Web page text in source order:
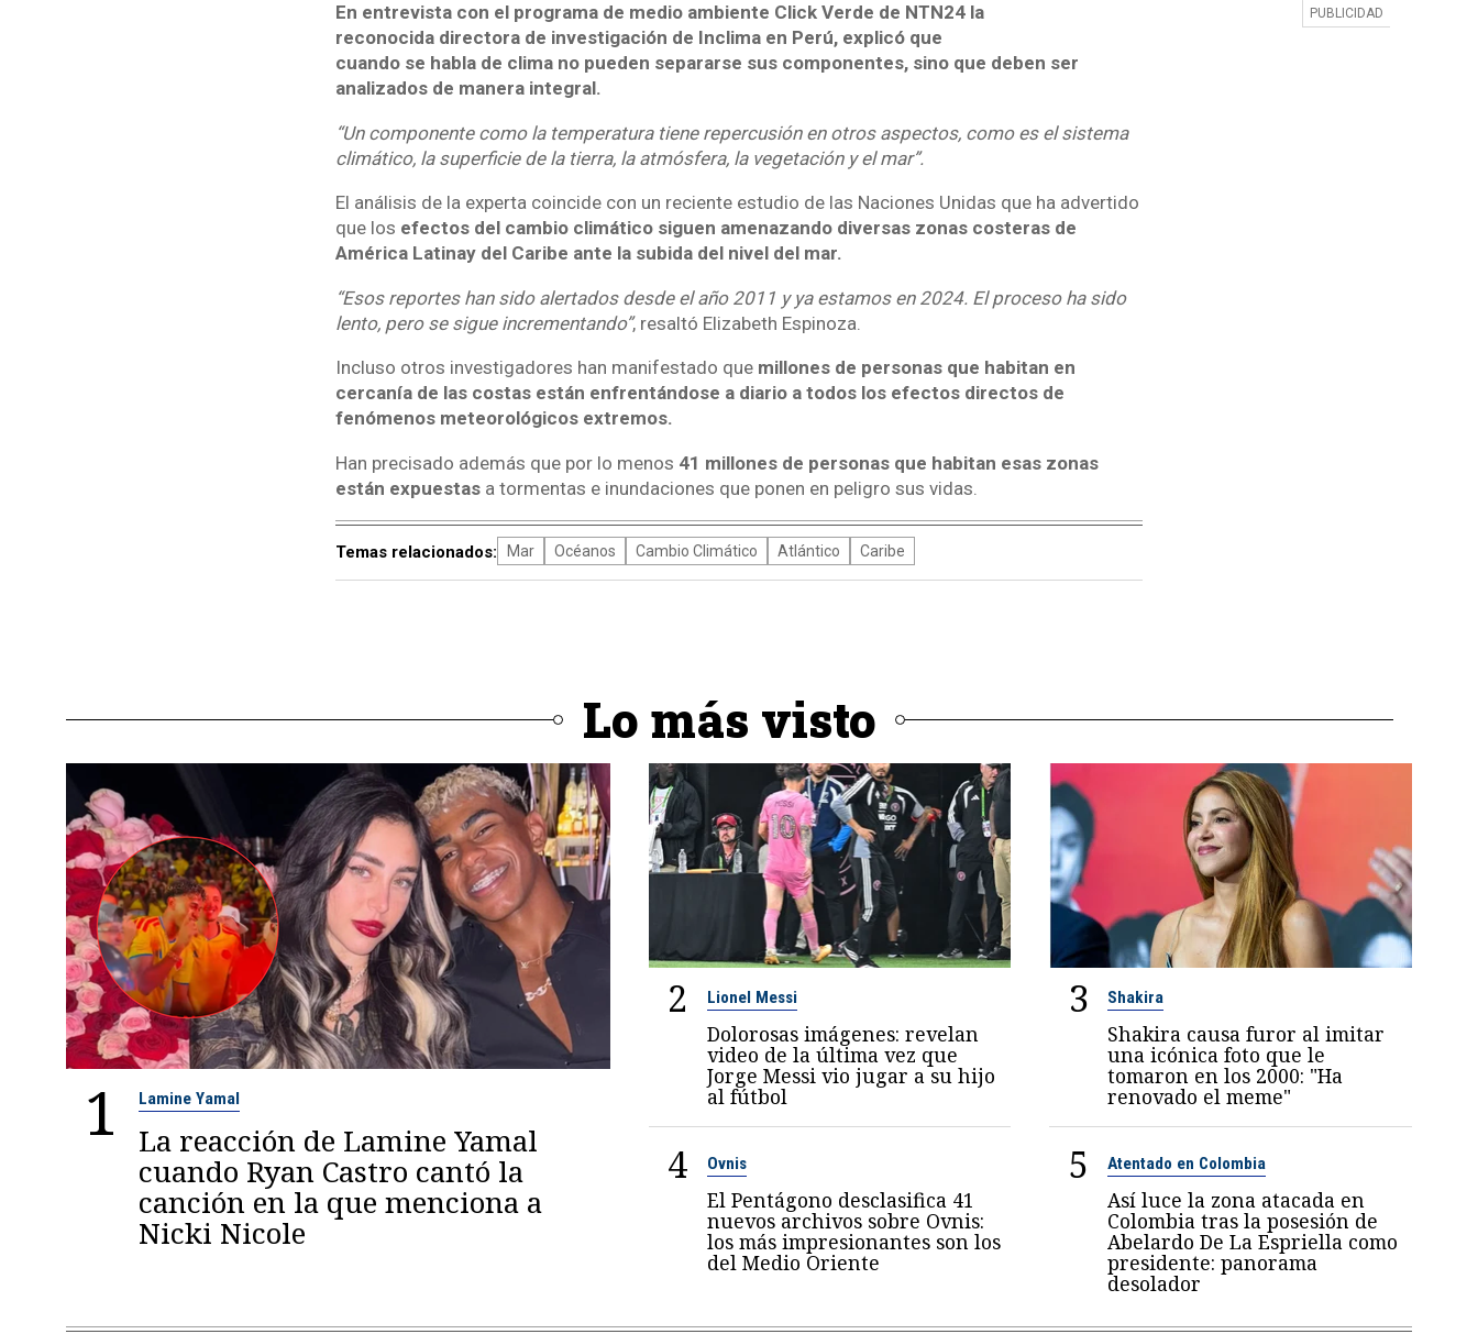
En entrevista con el programa de medio ambiente Click Verde de NTN24 la
reconocida directora de investigación de Inclima en Perú, explicó que
cuando se habla de clima no pueden separarse sus componentes, sino que deben ser
analizados de manera integral.
“Un componente como la temperatura tiene repercusión en otros aspectos, como es el sistema
climático, la superficie de la tierra, la atmósfera, la vegetación y el mar”.
El análisis de la experta coincide con un reciente estudio de las Naciones Unidas que ha advertido
que los efectos del cambio climático siguen amenazando diversas zonas costeras de
América Latinay del Caribe ante la subida del nivel del mar.
“Esos reportes han sido alertados desde el año 2011 y ya estamos en 2024. El proceso ha sido
lento, pero se sigue incrementando”, resaltó Elizabeth Espinoza.
Incluso otros investigadores han manifestado que millones de personas que habitan en
cercanía de las costas están enfrentándose a diario a todos los efectos directos de
fenómenos meteorológicos extremos.
Han precisado además que por lo menos 41 millones de personas que habitan esas zonas
están expuestasa tormentas e inundaciones que ponen en peligro sus vidas.
Temas relacionados: Mar Océanos Cambio Climático Atlántico Caribe
Lo más visto
1 Lamine Yamal
La reacción de Lamine Yamal
cuando Ryan Castro cantó la
canción en la que menciona a
Nicki Nicole
2 Lionel Messi
Dolorosas imágenes: revelan
video de la última vez que
Jorge Messi vio jugar a su hijo
al fútbol
3 Shakira
Shakira causa furor al imitar
una icónica foto que le
tomaron en los 2000: "Ha
renovado el meme"
4 Ovnis
El Pentágono desclasifica 41
nuevos archivos sobre Ovnis:
los más impresionantes son los
del Medio Oriente
5 Atentado en Colombia
Así luce la zona atacada en
Colombia tras la posesión de
Abelardo De La Espriella como
presidente: panorama
desolador